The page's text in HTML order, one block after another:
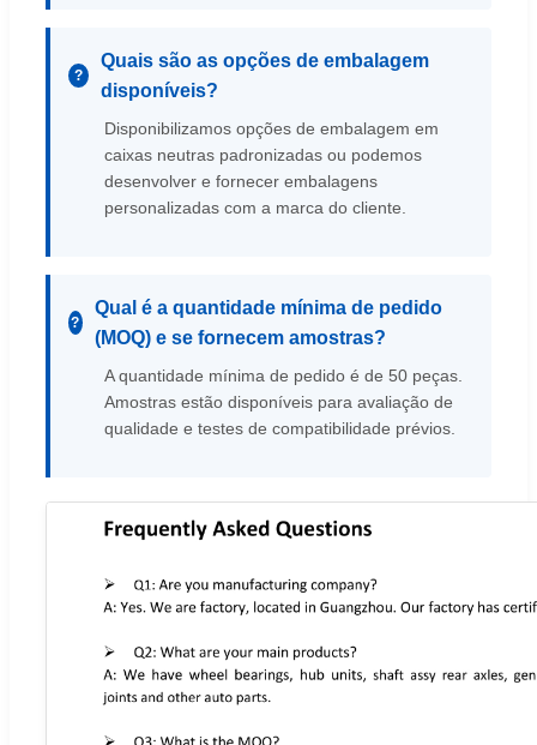
Quais são as opções de embalagem
disponíveis?
Disponibilizamos opções de embalagem em
caixas neutras padronizadas ou podemos
desenvolver e fornecer embalagens
personalizadas com a marca do cliente.
Qual é a quantidade mínima de pedido
(MOQ) e se fornecem amostras?
A quantidade mínima de pedido é de 50 peças.
Amostras estão disponíveis para avaliação de
qualidade e testes de compatibilidade prévios.